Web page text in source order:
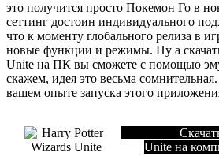
это получится просто Покемон Го в
сеттинг достоин индивидуального
что к моменту глобального релиза в
новые функции и режимы. Ну а
Unite на ПК вы сможете с помощью
скажем, идея это весьма
вашем опыте запуска этого
Unite на